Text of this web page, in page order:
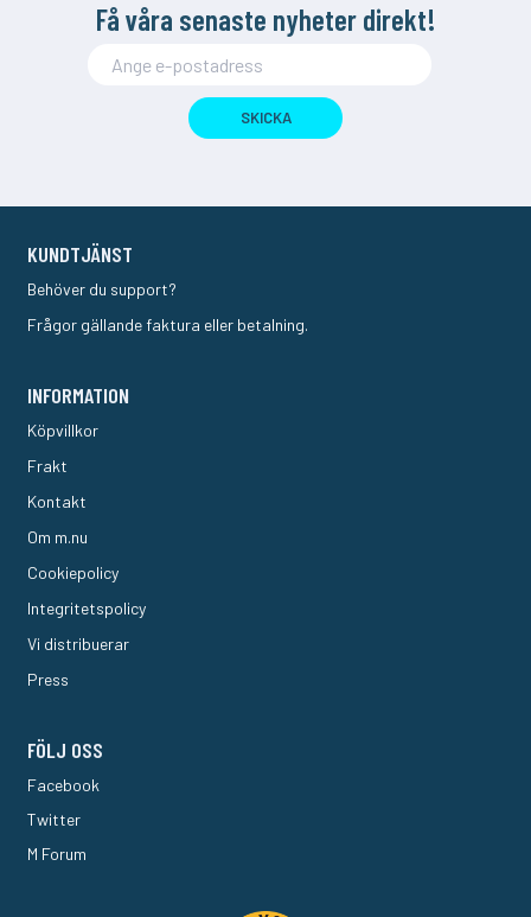
Få våra senaste nyheter direkt!
SKICKA
KUNDTJÄNST
Behöver du support?
Frågor gällande faktura eller betalning.
INFORMATION
Köpvillkor
Frakt
Kontakt
Om m.nu
Cookiepolicy
Integritetspolicy
Vi distribuerar
Press
FÖLJ OSS
Facebook
Twitter
M Forum